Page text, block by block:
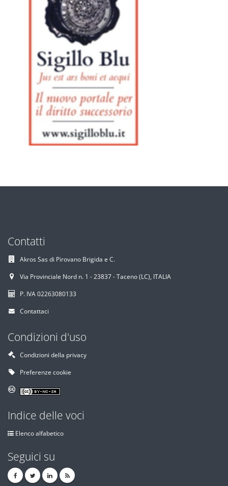
Contatti
Akros Sas di Pirovano Brigida e C.
Via Provinciale Nord n. 1 - 23837 - Taceno (LC), ITALIA
P. IVA 02263080133
Contattaci
Condizioni d'uso
Condizioni della privacy
Preferenze cookie
Indice delle voci
Elenco alfabetico
Seguici su